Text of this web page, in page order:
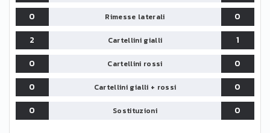
0
Rimesse laterali
0
2
Cartellini gialli
1
0
Cartellini rossi
0
0
Cartellini gialli + rossi
0
0
Sostituzioni 0